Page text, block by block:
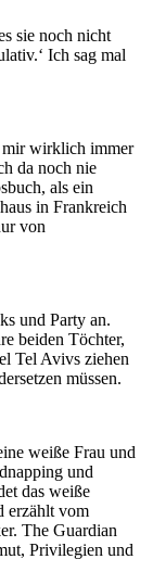
sie noch nicht
Ich sag mal
mir wirklich immer
da noch nie
als ein
in Frankreich
von
und Party an.
beiden Töchter,
Tel Avivs ziehen
müssen.
weiße Frau und
und
das weiße
erzählt vom
The Guardian
Privilegien und